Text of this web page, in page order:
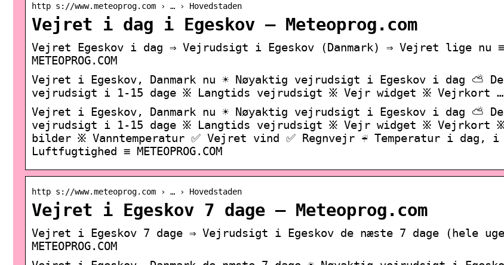
http s://www.meteoprog.com › … › Hovedstaden
Vejret i dag i Egeskov – Meteoprog.com
Vejret Egeskov i dag ⇒ Vejrudsigt i Egeskov (Danmark) ⇒ Vejret lige nu ≡
METEOPROG.COM
Vejret i Egeskov, Danmark nu ☀️ Nøyaktig vejrudsigt i Egeskov i dag ⛅
vejrudsigt i 1-15 dage ፠ Langtids vejrudsigt ፠ Vejr widget ፠ Vejrkort …
Vejret i Egeskov, Danmark nu ☀️ Nøyaktig vejrudsigt i Egeskov i dag ⛅
vejrudsigt i 1-15 dage ፠ Langtids vejrudsigt ፠ Vejr widget ፠ Vejrkort
bilder ፠ Vanntemperatur ✅ Vejret vind ✅ Regnvejr ☔ Temperatur i dag, i
Luftfugtighed ≡ METEOPROG.COM
http s://www.meteoprog.com › … › Hovedstaden
Vejret i Egeskov 7 dage – Meteoprog.com
Vejret i Egeskov 7 dage ⇒ Vejrudsigt i Egeskov de næste 7 dage (hele
METEOPROG.COM